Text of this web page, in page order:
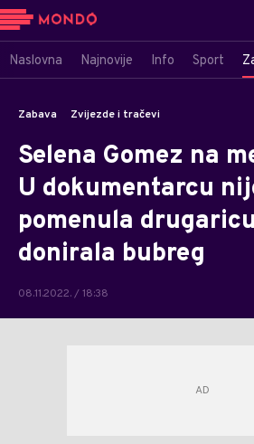
Naslovna Najnovije Info Sport
Zabava Zvijezde i tračevi
Selena Gomez na
U dokumentarcu
pomenula
donirala bubreg
08.11.2022. / 18:38